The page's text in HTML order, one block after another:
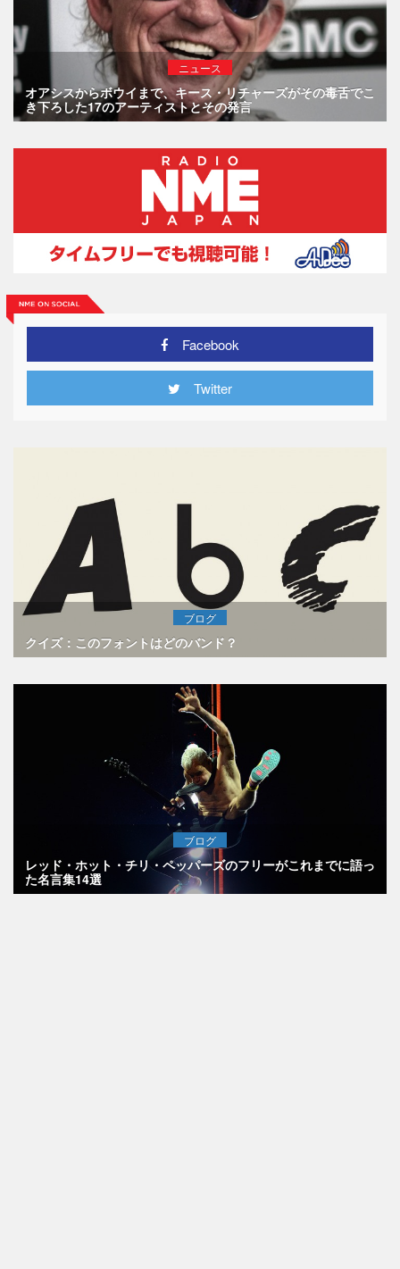
ニュース
オアシスからボウイまで、キース・リチャーズがその毒舌でこ
き下ろした17のアーティストとその発言
Facebook
Twitter
ブログ
クイズ：このフォントはどのバンド？
ブログ
レッド・ホット・チリ・ペッパーズのフリーがこれまでに語っ
た名言集14選